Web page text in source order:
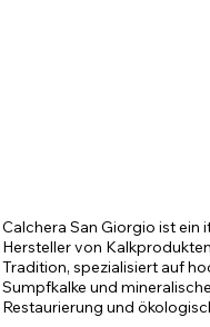
Calchera San Giorgio ist ein
Hersteller von
Tradition, spezialisiert auf
Sumpfkalke und
Restaurierung und